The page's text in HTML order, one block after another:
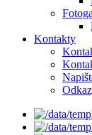
Kontakty